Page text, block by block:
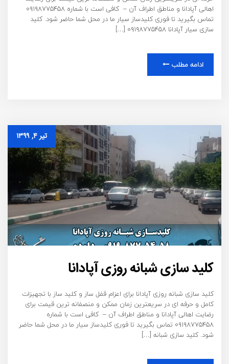
اهالی آپادانا و مناطق اطراف آن – کافی است با شماره ۰۹۱۹۸۷۷۵۴۵۸
تماس بگیرید تا فوری کلیدساز سیار ما در محل شما حاضر شود. کلید
سازی سیار آپادانا ۰۹۱۹۸۷۷۵۴۵۸ […]
ادامه مطلب
تیر ۴, ۱۳۹۹
کلید سازی شبانه روزی آپادانا
کلید سازی شبانه روزی آپادانا برای اعزام قفل ساز و کلید ساز با تجهیزات
کامل و حرفه ای در سریعترین زمان ممکن و منصفانه ترین قیمت برای
رضایت اهالی آپادانا و مناطق اطراف آن – کافی است با شماره
۰۹۱۹۸۷۷۵۴۵۸ تماس بگیرید تا فوری کلیدساز سیار ما در محل شما حاضر
شود. کلید سازی شبانه […]